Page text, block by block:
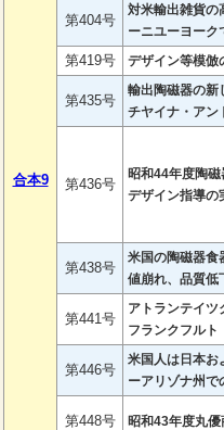
合本9
第404号
対米輸出雑貨の
ーニユーヨーク
第419号
デザイン等模倣
第435号
輸出陶磁器の新
チヤイナ・アン
第436号
昭和44年度陶
デザイン指導の
第438号
米国の陶磁器
値崩れ、品質低
第441号
アトランテイ
フランクフルト
第446号
米国人は日本お
ーアリゾナ州で
第448号 昭和43年度丸